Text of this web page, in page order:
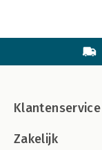
Klantenservice
Zakelijk